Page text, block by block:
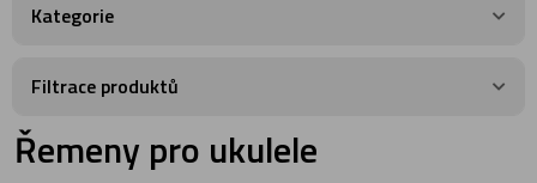
Kategorie
Filtrace produktů
Řemeny pro ukulele